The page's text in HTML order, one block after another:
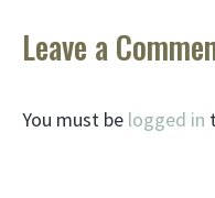
Leave a
You must be logged in